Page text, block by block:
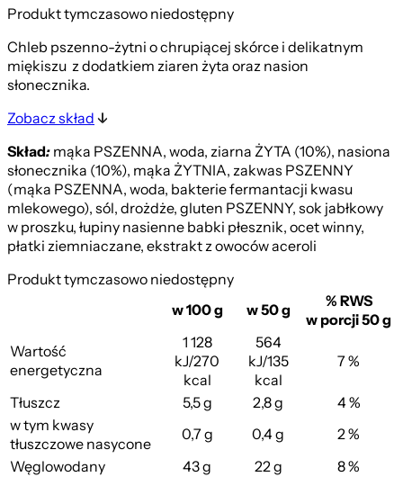
Produkt tymczasowo niedostępny
Chleb pszenno-żytni o chrupiącej skórce i delikatnym
miękiszu z dodatkiem ziaren żyta oraz nasion
słonecznika.
Zobacz skład
Skład:mąka PSZENNA, woda, ziarna ŻYTA (10%), nasiona
słonecznika (10%), mąka ŻYTNIA, zakwas PSZENNY
(mąka PSZENNA, woda, bakterie fermantacji kwasu
mlekowego), sól, drożdże, gluten PSZENNY, sok jabłkowy
w proszku, łupiny nasienne babki płesznik, ocet winny,
płatki ziemniaczane, ekstrakt z owoców aceroli
Produkt tymczasowo niedostępny
w 100 g
w 50 g
% RWS
w porcji 50 g
Wartość
energetyczna
1 128
kJ/270
kcal
564
kJ/135
kcal
7 %
Tłuszcz 5,5 g 2,8 g
4 %
w tym kwasy
tłuszczowe nasycone
0,7 g 0,4 g
2 %
Węglowodany
43 g 22 g
8 %